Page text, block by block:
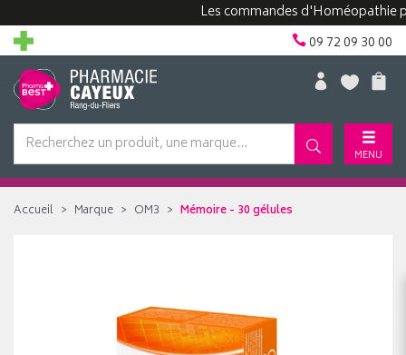
Les commandes d'Homéopathie
09 72 09 30 00
MENU
Accueil Marque OM3 Mémoire - 30 gélules